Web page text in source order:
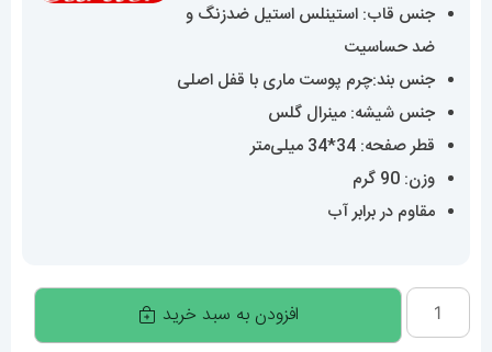
جنس قاب: استینلس استیل ضدزنگ و
ضد حساسیت
جنس بند:چرم پوست ماری با قفل اصلی
جنس شیشه: مینرال گلس
قطر صفحه: 34*34 میلی‌متر
وزن: 90 گرم
مقاوم در برابر آب
ساعت
زنانه
افزودن به سبد خرید